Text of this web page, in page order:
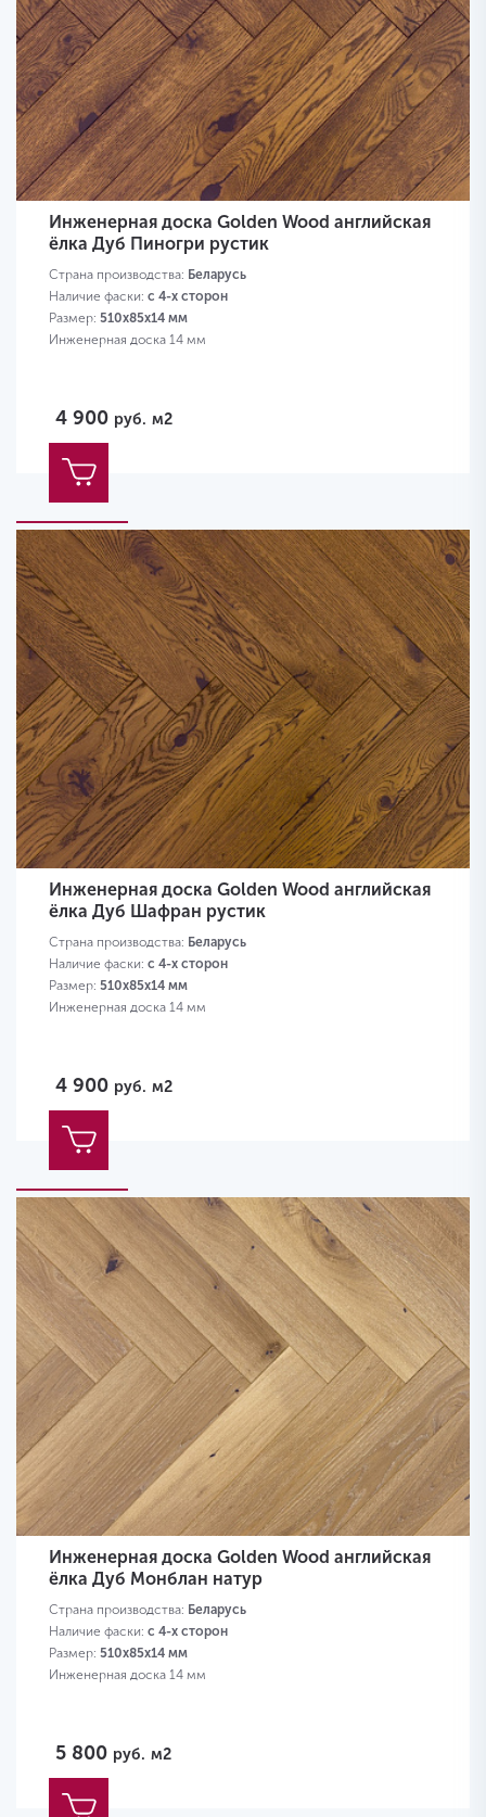
Инженерная доска Golden Wood английская
ёлка Дуб Пиногри рустик
Страна производства: Беларусь
Наличие фаски: с 4-х сторон
Размер: 510х85х14 мм
Инженерная доска 14 мм
4 900 руб. м2
Инженерная доска Golden Wood английская
ёлка Дуб Шафран рустик
Страна производства: Беларусь
Наличие фаски: с 4-х сторон
Размер: 510х85х14 мм
Инженерная доска 14 мм
4 900 руб. м2
Инженерная доска Golden Wood английская
ёлка Дуб Монблан натур
Страна производства: Беларусь
Наличие фаски: с 4-х сторон
Размер: 510х85х14 мм
Инженерная доска 14 мм
5 800 руб. м2